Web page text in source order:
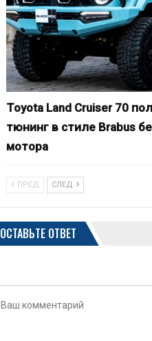
Toyota Land Cruiser 70
тюнинг в стиле Brabus
мотора
ПРЕД СЛЕД
ОСТАВЬТЕ ОТВЕТ